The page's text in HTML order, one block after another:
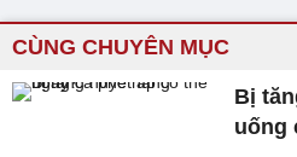
CÙNG CHUYÊN MỤC
Bị
uống